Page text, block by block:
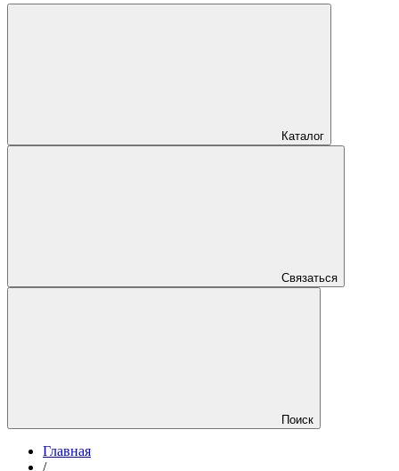
Каталог
Связаться
Поиск
Главная
/